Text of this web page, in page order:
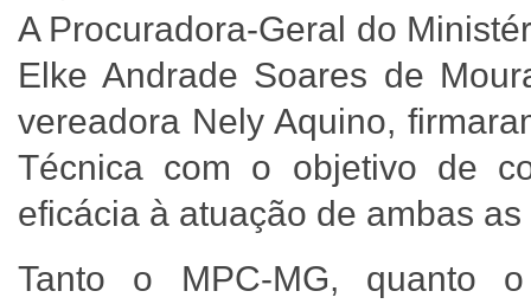
A Procuradora-Geral do
Elke Andrade Soares de
vereadora Nely Aquino,
Técnica com o objetivo de
eficácia à atuação de ambas
Tanto o MPC-MG, quanto